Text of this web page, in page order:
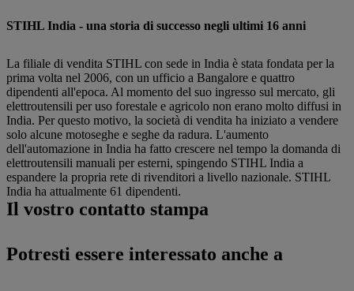
STIHL India - una storia di successo negli ultimi 16 anni
La filiale di vendita STIHL con sede in India è stata fondata per la
prima volta nel 2006, con un ufficio a Bangalore e quattro
dipendenti all'epoca. Al momento del suo ingresso sul mercato, gli
elettroutensili per uso forestale e agricolo non erano molto diffusi in
India. Per questo motivo, la società di vendita ha iniziato a vendere
solo alcune motoseghe e seghe da radura. L'aumento
dell'automazione in India ha fatto crescere nel tempo la domanda di
elettroutensili manuali per esterni, spingendo STIHL India a
espandere la propria rete di rivenditori a livello nazionale. STIHL
India ha attualmente 61 dipendenti.
Il vostro contatto stampa
Potresti essere interessato anche a